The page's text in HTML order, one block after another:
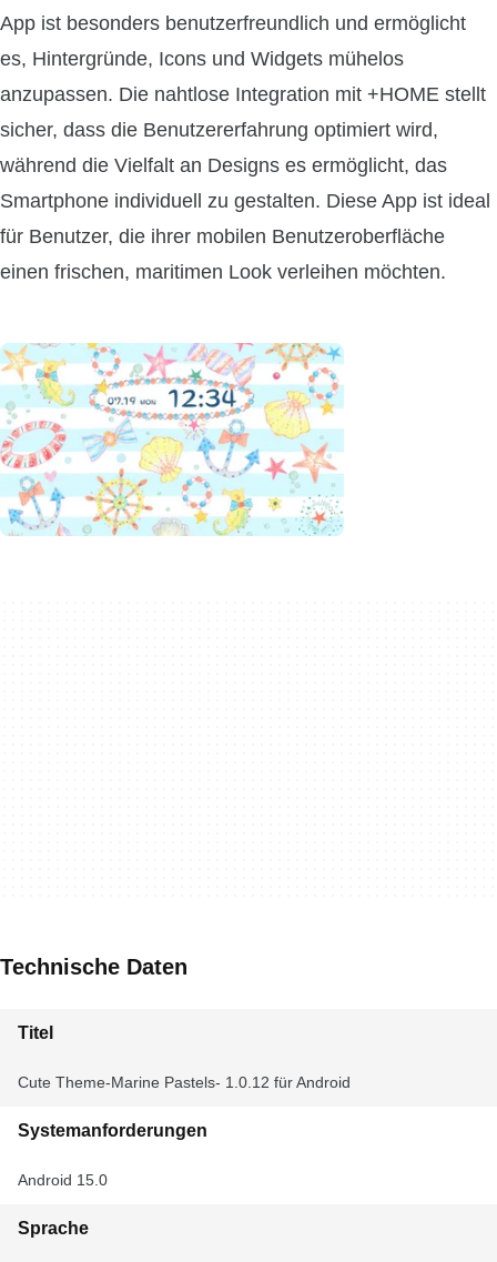
App ist besonders benutzerfreundlich und ermöglicht
es, Hintergründe, Icons und Widgets mühelos
anzupassen. Die nahtlose Integration mit +HOME stellt
sicher, dass die Benutzererfahrung optimiert wird,
während die Vielfalt an Designs es ermöglicht, das
Smartphone individuell zu gestalten. Diese App ist ideal
für Benutzer, die ihrer mobilen Benutzeroberfläche
einen frischen, maritimen Look verleihen möchten.
Technische Daten
Titel
Cute Theme-Marine Pastels- 1.0.12 für Android
Systemanforderungen
Android 15.0
Sprache